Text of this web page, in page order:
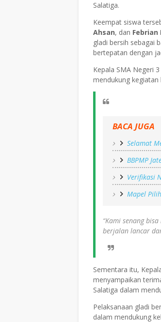
Salatiga.
Keempat siswa
Ahsan, dan Febrian
gladi bersih sebagai
bertepatan dengan
Kepala SMA Negeri
mendukung
BACA JUGA
Selamat
BBPMP
Verifikasi
Mapel
“Kami senang
berjalan lancar
Sementara itu,
menyampaikan
Salatiga dalam
Pelaksanaan gladi
dalam mendukung